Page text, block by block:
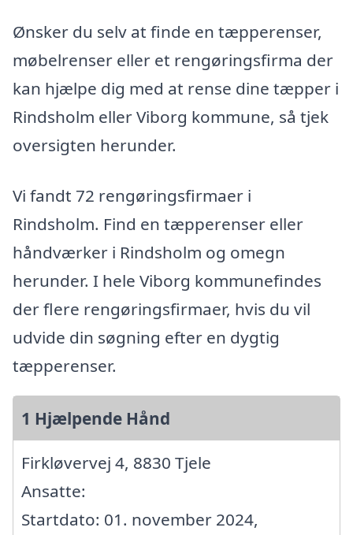
Ønsker du selv at finde en tæpperenser,
møbelrenser eller et rengøringsfirma der
kan hjælpe dig med at rense dine tæpper i
Rindsholm eller Viborg kommune, så tjek
oversigten herunder.
Vi fandt 72 rengøringsfirmaer i
Rindsholm. Find en tæpperenser eller
håndværker i Rindsholm og omegn
herunder. I hele Viborg kommunefindes
der flere rengøringsfirmaer, hvis du vil
udvide din søgning efter en dygtig
tæpperenser.
1 Hjælpende Hånd
Firkløvervej 4, 8830 Tjele
Ansatte:
Startdato: 01. november 2024,